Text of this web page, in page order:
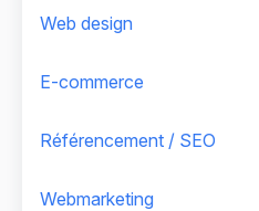
Web design
E-commerce
Référencement / SEO
Webmarketing